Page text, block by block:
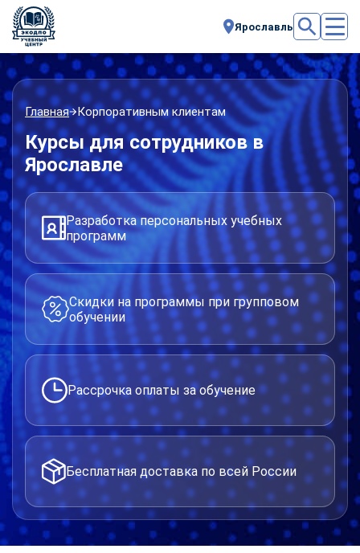
Ярославль
Главная Корпоративным клиентам
Курсы для сотрудников в
Ярославле
Разработка персональных учебных
программ
Скидки на программы при групповом
обучении
Рассрочка оплаты за обучение
Бесплатная доставка по всей России